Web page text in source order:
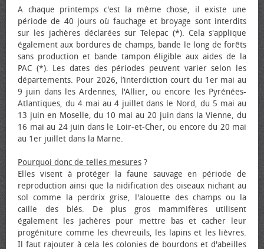
A chaque printemps c'est la même chose, il existe une
période de 40 jours où fauchage et broyage sont interdits
sur les jachères déclarées sur Telepac (*). Cela s'applique
également aux bordures de champs, bande le long de forêts
sans production et bande tampon éligible aux aides de la
PAC (*). Les dates des périodes peuvent varier selon les
départements. Pour 2026, l’interdiction court du 1er mai au
9 juin dans les Ardennes, l'Allier, ou encore les Pyrénées-
Atlantiques, du 4 mai au 4 juillet dans le Nord, du 5 mai au
13 juin en Moselle, du 10 mai au 20 juin dans la Vienne, du
16 mai au 24 juin dans le Loir-et-Cher, ou encore du 20 mai
au 1er juillet dans la Marne.
Pourquoi donc de telles mesures ?
Elles visent à protéger la faune sauvage en période de
reproduction ainsi que la nidification des oiseaux nichant au
sol comme la perdrix grise, l'alouette des champs ou la
caille des blés. De plus gros mammifères utilisent
également les jachères pour mettre bas et cacher leur
progéniture comme les chevreuils, les lapins et les lièvres.
Il faut rajouter à cela les colonies de bourdons et d'abeilles